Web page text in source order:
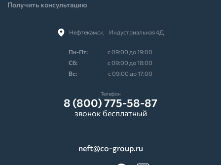
Нефтекамск,⠀Индустриальная 4Д
Пн-Пт:
с 09:00 до 19:00
Cб:
с 09:00 до 18:00
Вс:
с 09:00 до 17:00
Получить консультацию
Телефон
8 (800) 775-58-87
звонок бесплатный
neft@co-group.ru